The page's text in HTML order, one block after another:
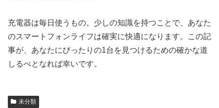
充電器は毎日使うもの。少しの知識を持つことで、あなた
のスマートフォンライフは確実に快適になります。この記
事が、あなたにぴったりの1台を見つけるための確かな道
しるべとなれば幸いです。
未分類